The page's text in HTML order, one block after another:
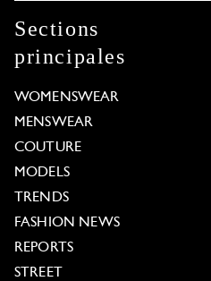
Sections
principales
WOMENSWEAR
MENSWEAR
COUTURE
MODELS
TRENDS
FASHION NEWS
REPORTS
STREET